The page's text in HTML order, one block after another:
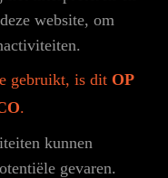
website, om
gebruikt, is dit OP
.
kunnen
gevaren.